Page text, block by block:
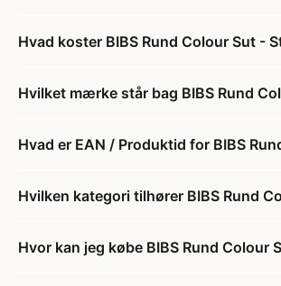
Hvad koster BIBS Rund Colour Sut -
Hvilket mærke står bag BIBS Rund
Hvad er EAN / Produktid for BIBS
Hvilken kategori tilhører BIBS Rund
Hvor kan jeg købe BIBS Rund Colour